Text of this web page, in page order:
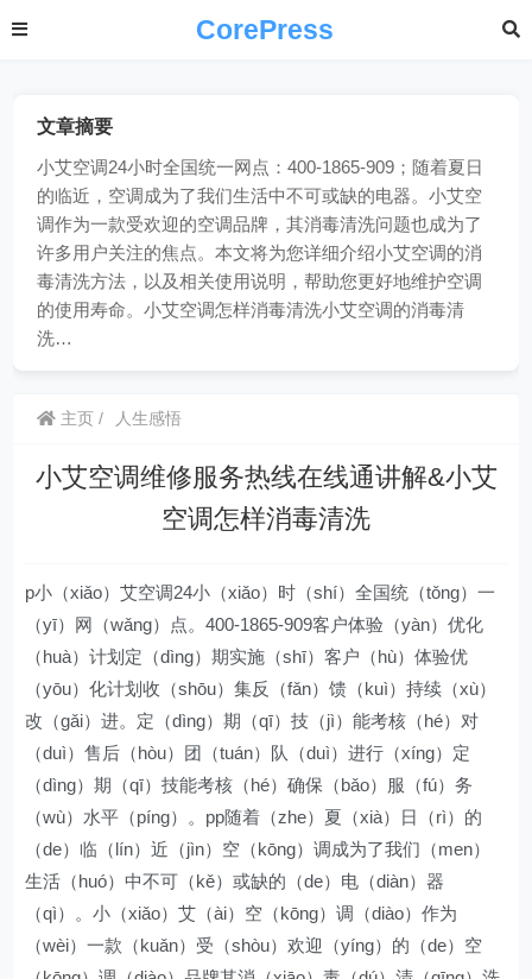
CorePress
文章摘要
小艾空调24小时全国统一网点：400-1865-909；随着夏日
的临近，空调成为了我们生活中不可或缺的电器。小艾空
调作为一款受欢迎的空调品牌，其消毒清洗问题也成为了
许多用户关注的焦点。本文将为您详细介绍小艾空调的消
毒清洗方法，以及相关使用说明，帮助您更好地维护空调
的使用寿命。小艾空调怎样消毒清洗小艾空调的消毒清
洗…
主页 人生感悟
小艾空调维修服务热线在线通讲解&小艾
空调怎样消毒清洗
p小（xiǎo）艾空调24小（xiǎo）时（shí）全国统（tǒng）一
（yī）网（wǎng）点。400-1865-909客户体验（yàn）优化
（huà）计划定（dìng）期实施（shī）客户（hù）体验优
（yōu）化计划收（shōu）集反（fǎn）馈（kuì）持续（xù）
改（gǎi）进。定（dìng）期（qī）技（jì）能考核（hé）对
（duì）售后（hòu）团（tuán）队（duì）进行（xíng）定
（dìng）期（qī）技能考核（hé）确保（bǎo）服（fú）务
（wù）水平（píng）。pp随着（zhe）夏（xià）日（rì）的
（de）临（lín）近（jìn）空（kōng）调成为了我们（men）
生活（huó）中不可（kě）或缺的（de）电（diàn）器
（qì）。小（xiǎo）艾（ài）空（kōng）调（diào）作为
（wèi）一款（kuǎn）受（shòu）欢迎（yíng）的（de）空